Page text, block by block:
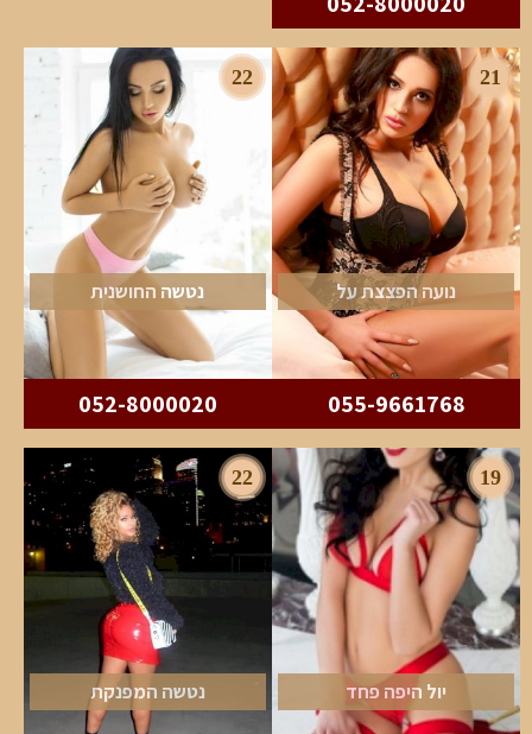
21
נועה הפצצת על
055-9661768
22
נטשה החושנית
052-8000020
19
יול היפה פחד
22
נטשה המפנקת